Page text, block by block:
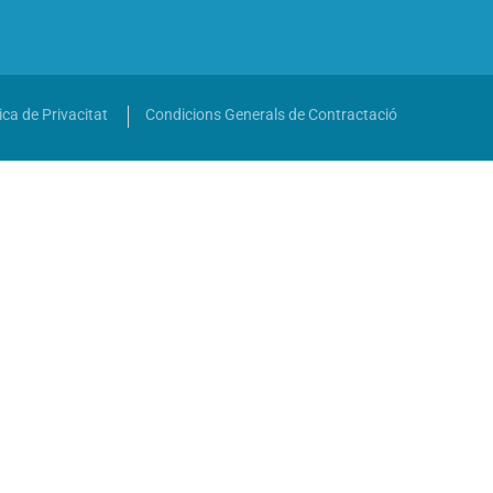
de Privacitat Condicions Generals de Contractació